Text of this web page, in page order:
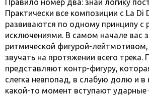
Практически все композиции с La Di
развиваются по одному принципу с
исключениями. В самом начале вас
ритмической фигурой-
звучать на протяжении всего трека.
представляют контр-фигуру,
слегка невпопад, в слабую долю и в
какой-то момент вступают ударные